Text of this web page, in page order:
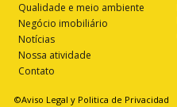
Qualidade e meio ambiente
Negócio imobiliário
Notícias
Nossa atividade
Contato
©Aviso Legal y Politica de Privacidad